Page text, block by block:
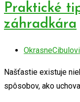
Praktické
záhradkára
Našťastie existuje
spôsobov, ako